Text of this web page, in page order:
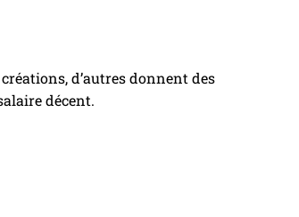
d’autres donnent des
décent.